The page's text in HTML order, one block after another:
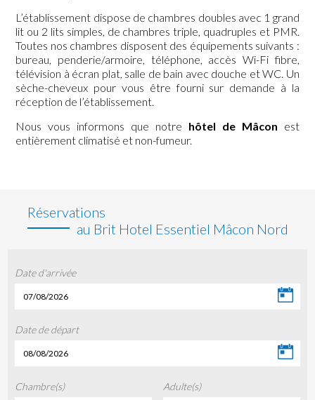
L’établissement dispose de chambres doubles avec 1 grand
lit ou 2 lits simples, de chambres triple, quadruples et PMR.
Toutes nos chambres disposent des équipements suivants :
bureau, penderie/armoire, téléphone, accès Wi-Fi fibre,
télévision à écran plat, salle de bain avec douche et WC. Un
sèche-cheveux pour vous être fourni sur demande à la
réception de l’établissement.
Nous vous informons que notre hôtel de Mâcon est
entièrement climatisé et non-fumeur.
Réservations
au Brit Hotel Essentiel Mâcon Nord
Date d'arrivée
07/08/2026
Date de départ
08/08/2026
Chambre(s) Adulte(s)